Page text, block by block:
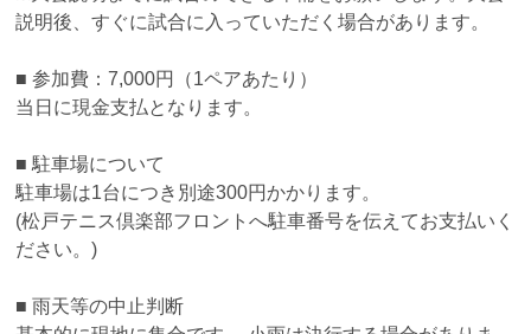
説明後、すぐに試合に入っていただく場合があります。
■ 参加費：7,000円（1ペアあたり）
当日に現金支払となります。
■ 駐車場について
駐車場は1台につき別途300円かかります。
(松戸テニス倶楽部フロントへ駐車番号を伝えてお支払いく
ださい。)
■ 雨天等の中止判断